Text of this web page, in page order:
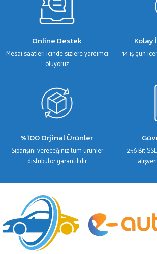
Online Destek
Mesai saatleri içinde sizlere yardımcı
oluyoruz
Kolay
14 iş gün
%100 Orjinal Ürünler
Siparişini vereceğiniz tüm ürünler
distribütör garantilidir
256 Bit